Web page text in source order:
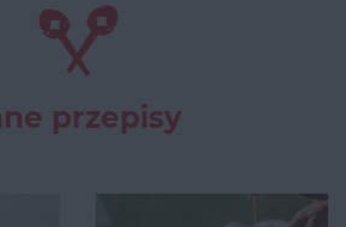
przepisy